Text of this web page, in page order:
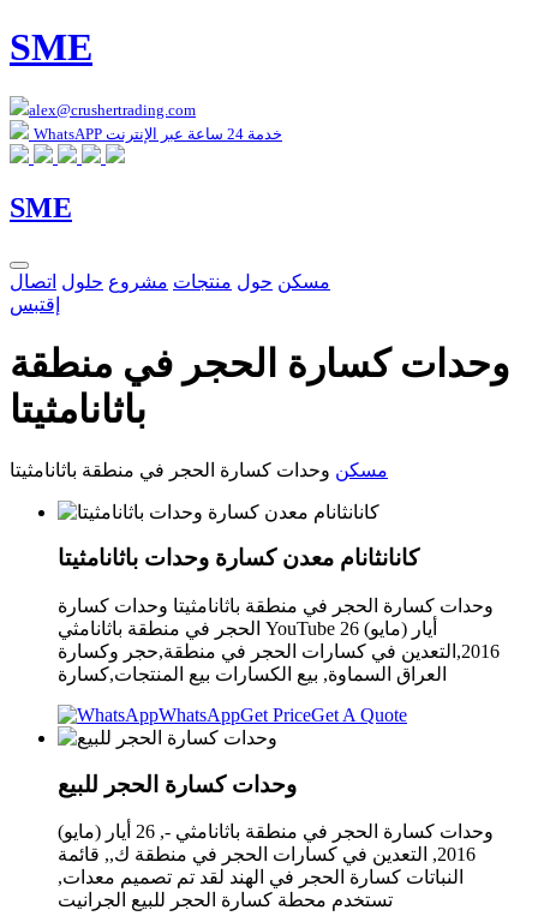
SME
alex@crushertrading.com
WhatsAPP خدمة 24 ساعة عبر الإنترنت
SME
مسكن حول منتجات مشروع حلول اتصال
إقتبس
وحدات كسارة الحجر في منطقة
باثانامثيتا
مسكن وحدات كسارة الحجر في منطقة باثانامثيتا
كانانثانام معدن كسارة وحدات باثانامثيتا
وحدات كسارة الحجر في منطقة باثانامثيتا وحدات كسارة
الحجر في منطقة باثانامثي YouTube 26 أيار (مايو)
2016,التعدين في كسارات الحجر في منطقة,حجر وكسارة
العراق السماوة, بيع الكسارات بيع المنتجات,كسارة
WhatsAppGet PriceGet A Quote
وحدات كسارة الحجر للبيع
وحدات كسارة الحجر في منطقة باثانامثي -, 26 أيار (مايو)
2016, التعدين في كسارات الحجر في منطقة ك,, قائمة
النباتات كسارة الحجر في الهند لقد تم تصميم معدات,
تستخدم محطة كسارة الحجر للبيع الجرانيت